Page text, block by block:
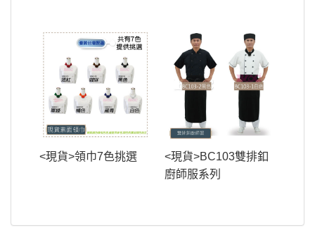
<現貨>領巾7色挑選
<現貨>BC103雙排釦
廚師服系列